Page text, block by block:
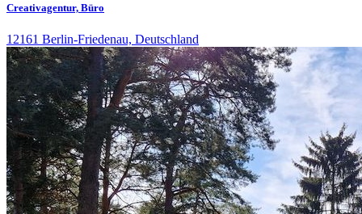
Creativagentur, Büro
12161 Berlin-Friedenau, Deutschland